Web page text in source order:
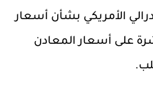
الأمريكي بشأن أسعار
على أسعار المعادن